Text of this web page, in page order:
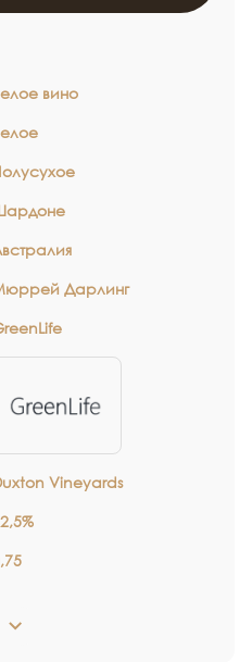
вино
Дарлинг
Vineyards